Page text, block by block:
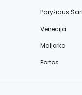
Paryžiaus
Venecija
Maljorka
Portas